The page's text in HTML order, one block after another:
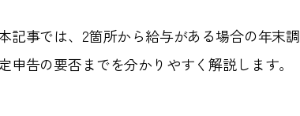
記事では、2箇所から給与がある場合の年末
申告の要否までを分かりやすく解説します。